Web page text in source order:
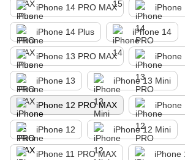
iPhone 14 PRO MAX iPhone
iPhone 14 Plus iPhone 14
iPhone 13 PRO MAX iPhone
iPhone 13 iPhone 13 Mini
iPhone 12 PRO MAX iPhone
iPhone 12 iPhone 12 Mini
iPhone 11 PRO MAX iPhone